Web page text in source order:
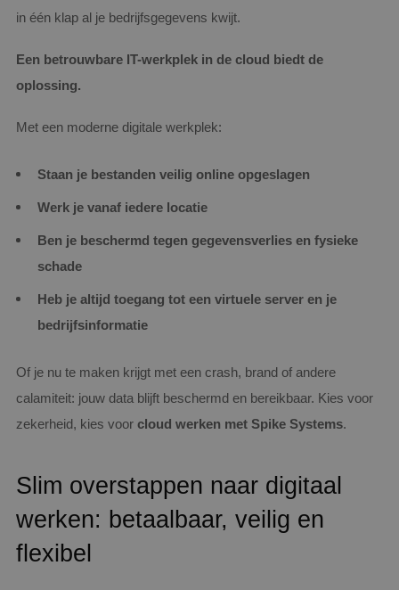
in één klap al je bedrijfsgegevens kwijt.
Een betrouwbare IT-werkplek in de cloud biedt de
oplossing.
Met een moderne digitale werkplek:
Staan je bestanden veilig online opgeslagen
Werk je vanaf iedere locatie
Ben je beschermd tegen gegevensverlies en fysieke
schade
Heb je altijd toegang tot een virtuele server en je
bedrijfsinformatie
Of je nu te maken krijgt met een crash, brand of andere
calamiteit: jouw data blijft beschermd en bereikbaar. Kies voor
zekerheid, kies voor cloud werken met Spike Systems.
Slim overstappen naar digitaal
werken: betaalbaar, veilig en
flexibel